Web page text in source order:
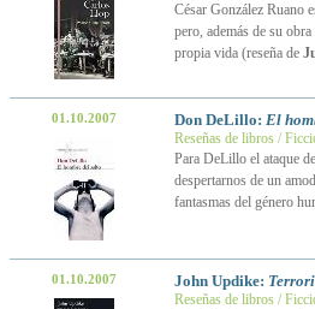
César González Ruano
pero, además de su
propia vida (reseña de
01.10.2007 Don DeLillo: El
Reseñas de libros /
Para DeLillo el ataque
despertarnos de un
fantasmas del género
01.10.2007 John Updike:
Reseñas de libros /